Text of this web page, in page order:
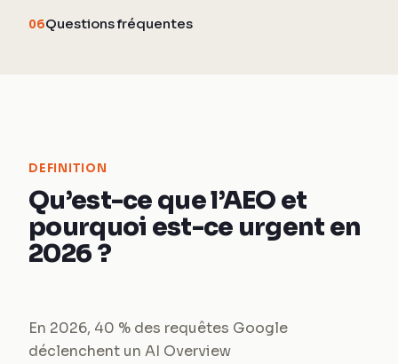
06Questions fréquentes
DEFINITION
Qu’est-ce que l’AEO et
pourquoi est-ce urgent en
2026 ?
En 2026, 40 % des requêtes Google
déclenchent un AI Overview